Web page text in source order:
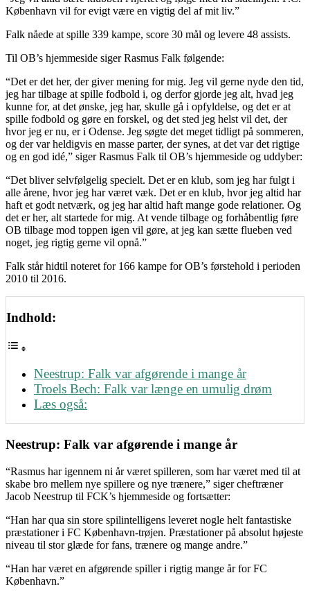
København vil for evigt være en vigtig del af mit liv.”
Falk nåede at spille 339 kampe, score 30 mål og levere 48 assists.
Til OB’s hjemmeside siger Rasmus Falk følgende:
“Det er det her, der giver mening for mig. Jeg vil gerne nyde den tid,
jeg har tilbage at spille fodbold i, og derfor gjorde jeg alt, hvad jeg
kunne for, at det ønske, jeg har, skulle gå i opfyldelse, og det er at
spille fodbold og gøre en forskel, og det sted jeg helst vil det, der
hvor jeg er nu, er i Odense. Jeg søgte det meget tidligt på sommeren,
og der var heldigvis en masse parter, der synes, at det var det rigtige
og en god idé,” siger Rasmus Falk til OB’s hjemmeside og uddyber:
“Det bliver selvfølgelig specielt. Det er en klub, som jeg har fulgt i
alle årene, hvor jeg har været væk. Det er en klub, hvor jeg altid har
haft et godt netværk, og jeg har altid haft mange gode relationer. Og
det er her, alt startede for mig. At vende tilbage og forhåbentlig føre
OB tilbage mod toppen igen vil gøre, at jeg kan sætte flueben ved
noget, jeg rigtig gerne vil opnå.”
Falk står hidtil noteret for 166 kampe for OB’s førstehold i perioden
2010 til 2016.
Indhold:
Neestrup: Falk var afgørende i mange år
Troels Bech: Falk var længe en umulig drøm
Læs også:
Neestrup: Falk var afgørende i mange år
“Rasmus har igennem ni år været spilleren, som har været med til at
skabe bro mellem nye spillere og nye trænere,” siger cheftræner
Jacob Neestrup til FCK’s hjemmeside og fortsætter:
“Han har qua sin store spilintelligens leveret nogle helt fantastiske
præstationer i FC København-trøjen. Præstationer på absolut højeste
niveau til stor glæde for fans, trænere og mange andre.”
“Han har været en afgørende spiller i rigtig mange år for FC
København.”